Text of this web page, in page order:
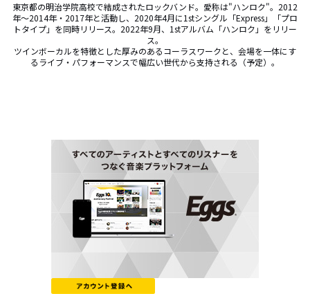
東京都の明治学院高校で結成されたロックバンド。愛称は"ハンロク"。2012
年〜2014年・2017年と活動し、2020年4月に1stシングル「Express」「プロ
トタイプ」を同時リリース。2022年9月、1stアルバム「ハンロク」をリリー
ス。
ツインボーカルを特徴とした厚みのあるコーラスワークと、会場を一体にす
るライブ・パフォーマンスで幅広い世代から支持される（予定）。